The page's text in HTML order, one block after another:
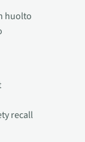
huolto
recall